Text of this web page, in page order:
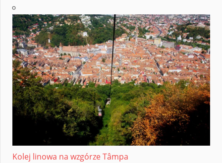
Kolej linowa na wzgórze Tâmpa